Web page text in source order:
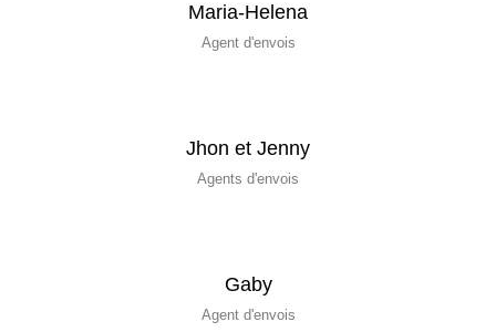
Maria-Helena
Agent d'envois
Jhon et Jenny
Agents d'envois
Gaby
Agent d'envois